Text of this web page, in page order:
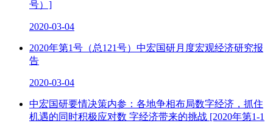
号）]
2020-03-04
2020年第1号（总121号）中宏国研月度宏观经济研究报
告
2020-03-04
中宏国研要情决策内参：各地争相布局数字经济，抓住
机遇的同时积极应对数 字经济带来的挑战 [2020年第1-1